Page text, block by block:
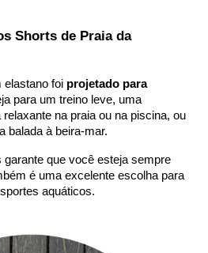
Shorts de Praia da
elastano foi projetado para
para um treino leve, uma
na praia ou na piscina, ou
balada à beira-mar.
que você esteja sempre
é uma excelente escolha para
aquáticos.